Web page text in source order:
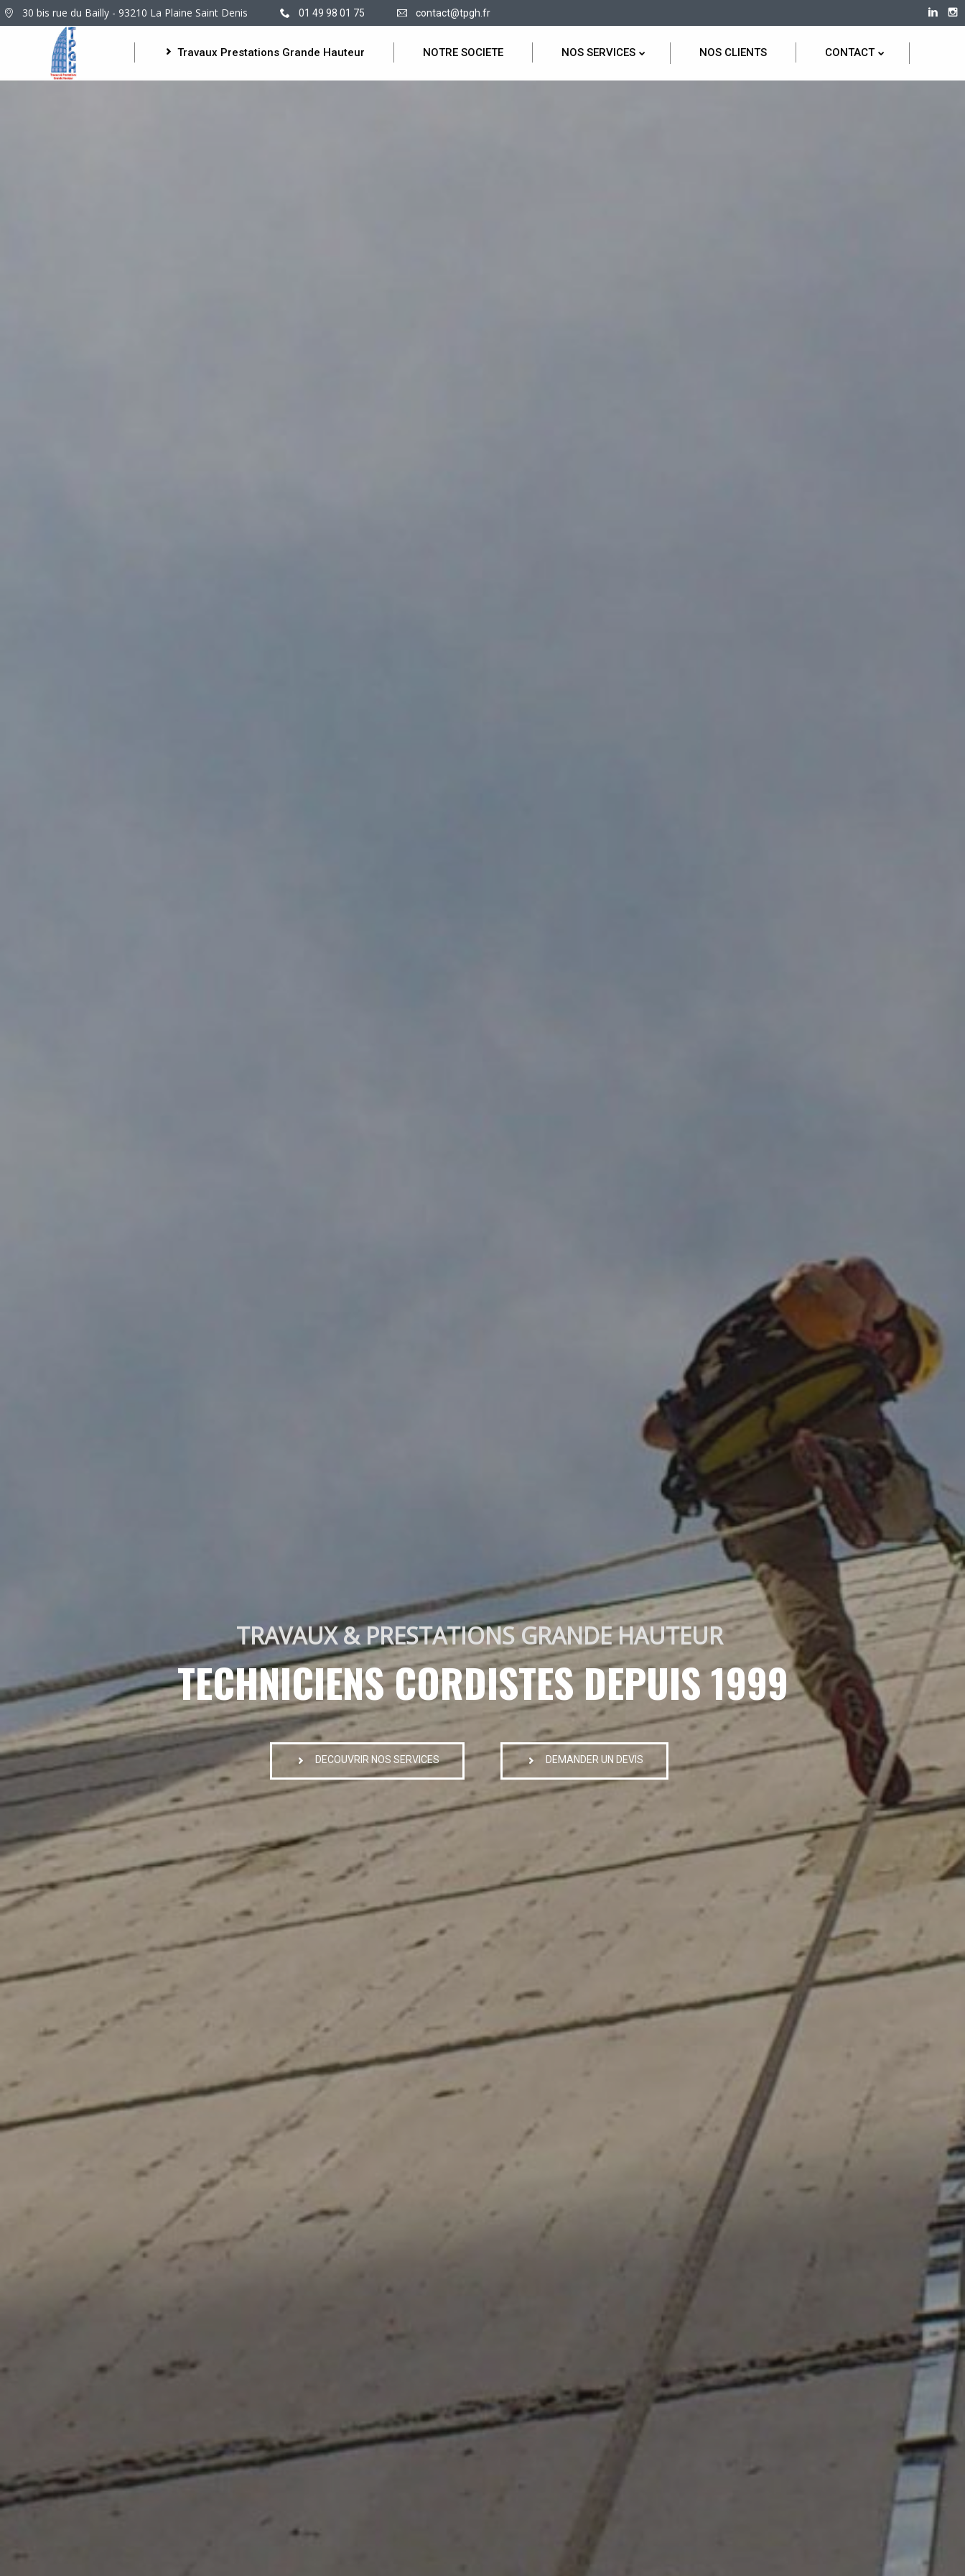
30 bis rue du Bailly - 93210 La Plaine Saint Denis 01 49 98 01 75 contact@tpgh.fr
Travaux Prestations Grande Hauteur NOTRE SOCIETE NOS SERVICES NOS CLIENTS CONTACT
TRAVAUX & PRESTATIONS GRANDE HAUTEUR
TECHNICIENS CORDISTES DEPUIS 1999
DECOUVRIR NOS SERVICES DEMANDER UN DEVIS